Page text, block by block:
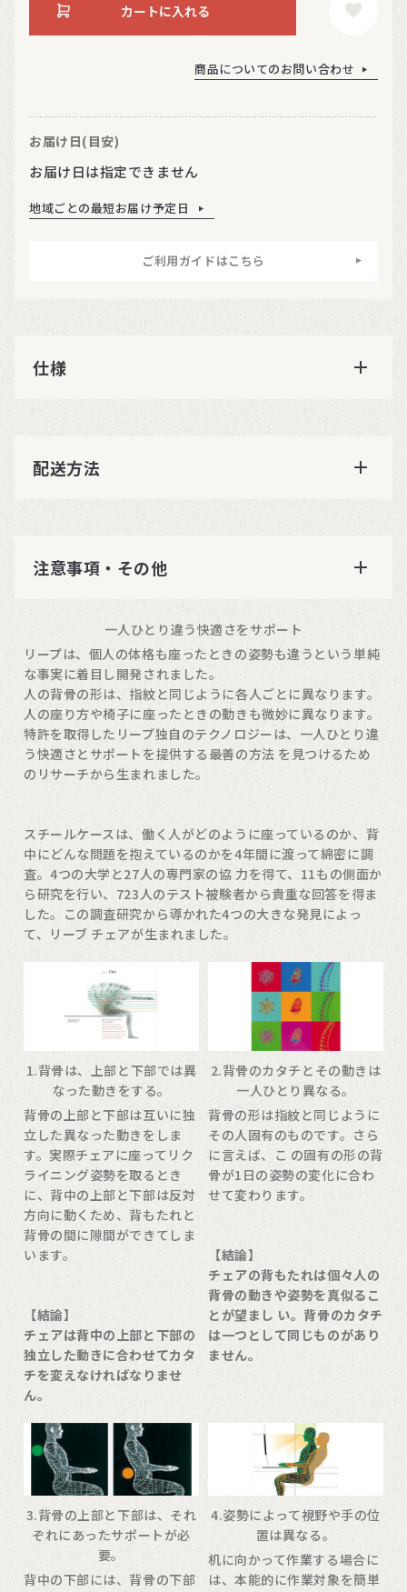
カートに入れる
商品についてのお問い合わせ
お届け日(目安)
お届け日は指定できません
地域ごとの最短お届け予定日
ご利用ガイドはこちら
仕様
配送方法
注意事項・その他
一人ひとり違う快適さをサポート
リープは、個人の体格も座ったときの姿勢も違うという単純
な事実に着目し開発されました。
人の背骨の形は、指紋と同じように各人ごとに異なります。
人の座り方や椅子に座ったときの動きも微妙に異なります。
特許を取得したリープ独自のテクノロジーは、一人ひとり違
う快適さとサポートを提供する最善の方法 を見つけるため
のリサーチから生まれました。
スチールケースは、働く人がどのように座っているのか、背
中にどんな問題を抱えているのかを4年間に渡って綿密に調
査。4つの大学と27人の専門家の協 力を得て、11もの側面か
ら研究を行い、723人のテスト被験者から貴重な回答を得ま
した。この調査研究から導かれた4つの大きな発見によっ
て、リーブ チェアが生まれました。
1.背骨は、上部と下部では異
なった動きをする。
背骨の上部と下部は互いに独
立した異なった動きをしま
す。実際チェアに座ってリク
ライニング姿勢を取るとき
に、背中の上部と下部は反対
方向に動くため、背もたれと
背骨の間に隙間ができてしま
います。
【結論】
チェアは背中の上部と下部の
独立した動きに合わせてカタ
チを変えなければなりませ
ん。
2.背骨のカタチとその動きは
一人ひとり異なる。
背骨の形は指紋と同じように
その人固有のものです。さら
に言えば、こ の固有の形の背
骨が1日の姿勢の変化に合わ
せて変わります。
【結論】
チェアの背もたれは個々人の
背骨の動きや姿勢を真似るこ
とが望まし い。背骨のカタチ
は一つとして同じものがあり
ません。
3.背骨の上部と下部は、それ
ぞれにあったサポートが必
要。
背中の下部には、背骨の下部
4.姿勢によって視野や手の位
置は異なる。
机に向かって作業する場合に
は、本能的に作業対象を簡単